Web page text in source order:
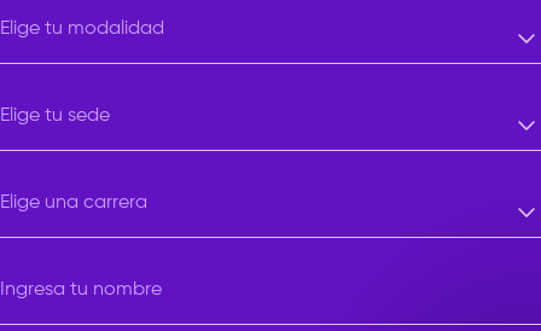
Elige tu modalidad
Elige tu sede
Elige una carrera
Ingresa tu nombre